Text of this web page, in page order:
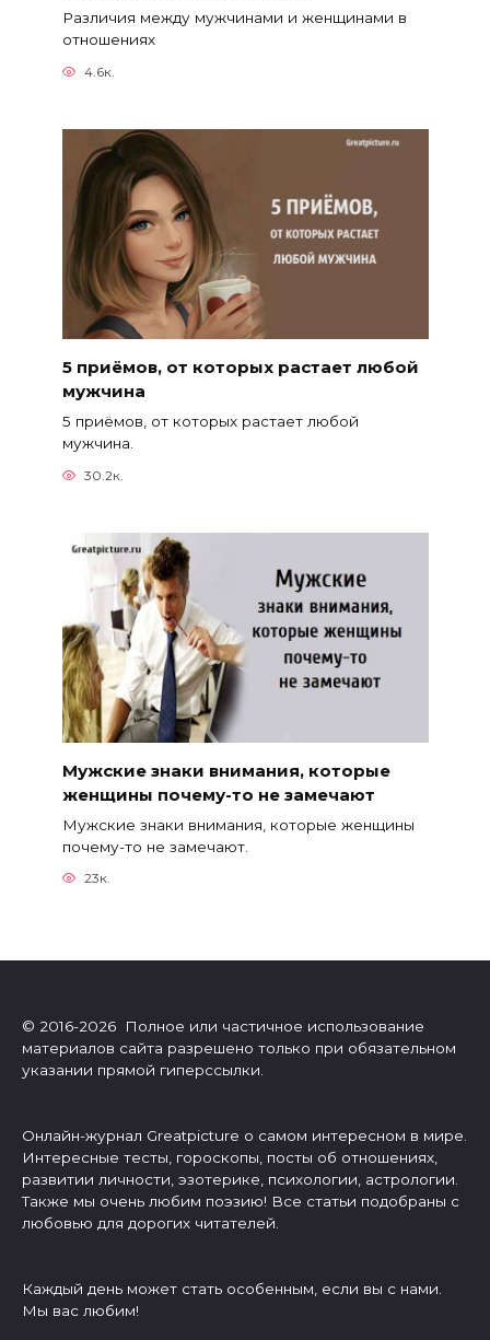
Различия между мужчинами и женщинами в
отношениях
4.6к.
5 приёмов, от которых растает любой
мужчина
5 приёмов, от которых растает любой
мужчина.
30.2к.
Мужские знаки внимания, которые
женщины почему-то не замечают
Мужские знаки внимания, которые женщины
почему-то не замечают.
23к.
© 2016-2026 Полное или частичное использование
материалов сайта разрешено только при обязательном
указании прямой гиперссылки.
Онлайн-журнал Greatpicture о самом интересном в мире.
Интересные тесты, гороскопы, посты об отношениях,
развитии личности, эзотерике, психологии, астрологии.
Также мы очень любим поэзию! Все статьи подобраны с
любовью для дорогих читателей.
Каждый день может стать особенным, если вы с нами.
Мы вас любим!